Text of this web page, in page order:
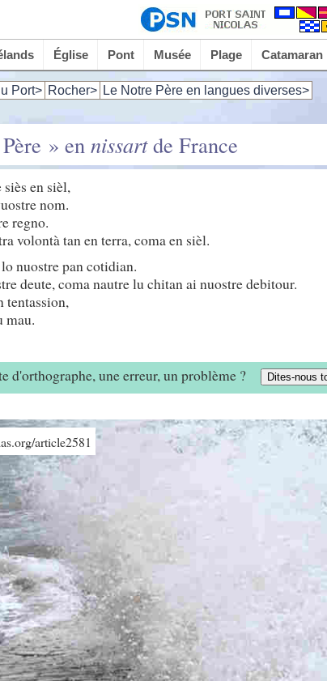
Église Pont Musée Plage Catamaran
Port> Rocher> Le Notre Père en langues diverses>
» en nissartde France
en sièl,
nom.
regno.
volontà tan en terra, coma en sièl.
nuostre pan cotidian.
deute, coma nautre lu chitan ai nuostre debitour.
tentassion,
mau.
d'orthographe, une erreur, un problème ?
Dites-nous
article2581